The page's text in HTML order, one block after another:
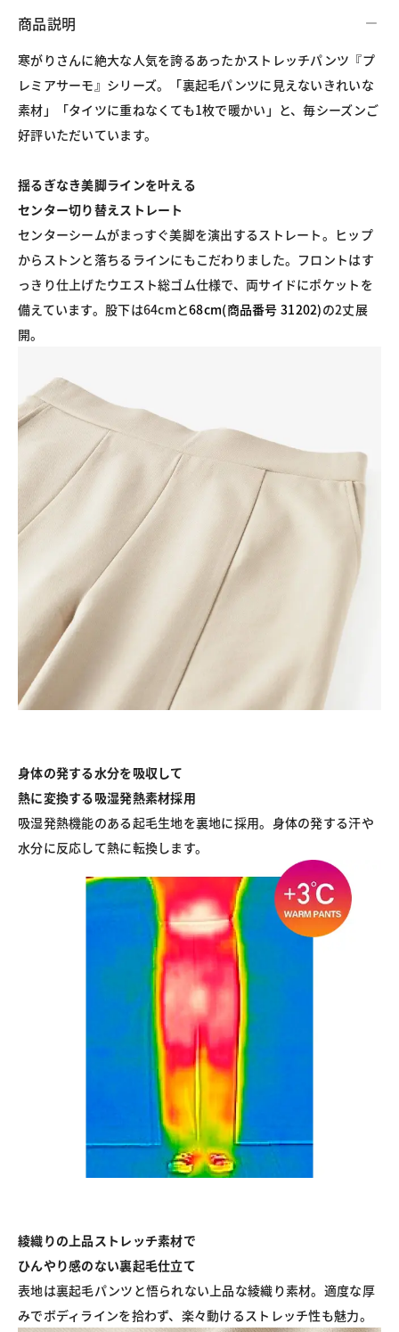
商品説明
寒がりさんに絶大な人気を誇るあったかストレッチパンツ『プ
レミアサーモ』シリーズ。「裏起毛パンツに見えないきれいな
素材」「タイツに重ねなくても1枚で暖かい」と、毎シーズンご
好評いただいています。
揺るぎなき美脚ラインを叶える
センター切り替えストレート
センターシームがまっすぐ美脚を演出するストレート。ヒップ
からストンと落ちるラインにもこだわりました。フロントはす
っきり仕上げたウエスト総ゴム仕様で、両サイドにポケットを
備えています。股下は64cmと68cm(商品番号 31202)の2丈展
開。
身体の発する水分を吸収して
熱に変換する吸湿発熱素材採用
吸湿発熱機能のある起毛生地を裏地に採用。身体の発する汗や
水分に反応して熱に転換します。
綾織りの上品ストレッチ素材で
ひんやり感のない裏起毛仕立て
表地は裏起毛パンツと悟られない上品な綾織り素材。適度な厚
みでボディラインを拾わず、楽々動けるストレッチ性も魅力。